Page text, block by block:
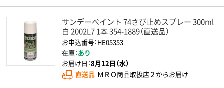
サンデーペイント 74さび止めスプレー 300ml
白 2002L7 1本 354-1889（直送品）
お申込番号：HE05353
在庫：あり
お届け日：8月12日（水）
直送品 ＭＲＯ商品取扱店２からお届け